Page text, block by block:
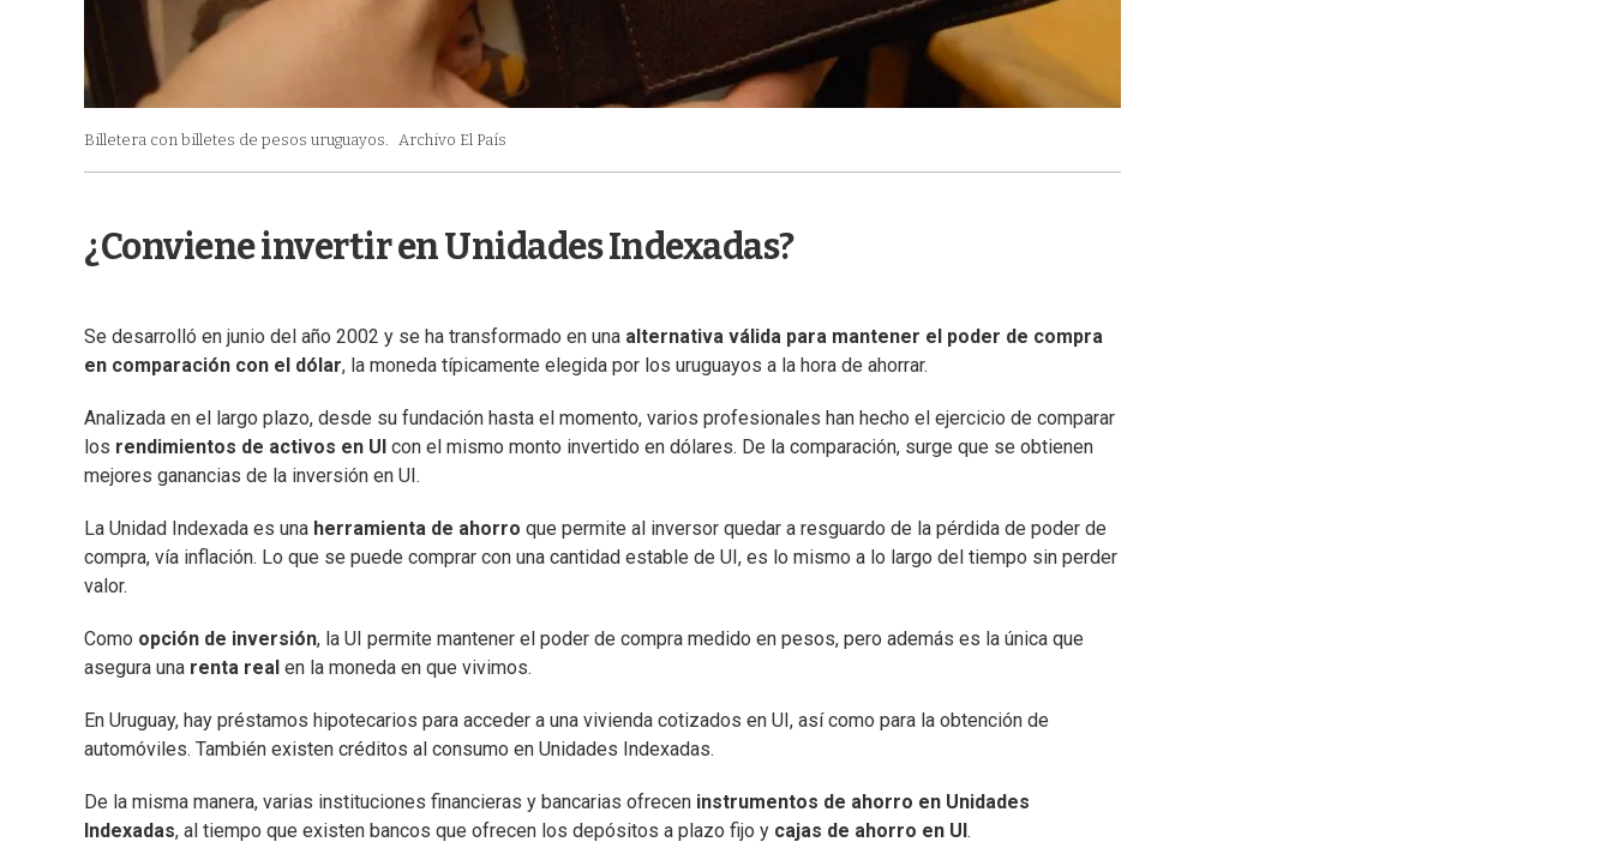
Billetera con billetes de pesos uruguayos. Archivo El País
¿Conviene invertir en Unidades Indexadas?
Se desarrolló en junio del año 2002 y se ha transformado en una alternativa válida para mantener el poder de compra
en comparación con el dólar, la moneda típicamente elegida por los uruguayos a la hora de ahorrar.
Analizada en el largo plazo, desde su fundación hasta el momento, varios profesionales han hecho el ejercicio de comparar
los rendimientos de activos en UI con el mismo monto invertido en dólares. De la comparación, surge que se obtienen
mejores ganancias de la inversión en UI.
La Unidad Indexada es una herramienta de ahorro que permite al inversor quedar a resguardo de la pérdida de poder de
compra, vía inflación. Lo que se puede comprar con una cantidad estable de UI, es lo mismo a lo largo del tiempo sin perder
valor.
Como opción de inversión, la UI permite mantener el poder de compra medido en pesos, pero además es la única que
asegura una renta real en la moneda en que vivimos.
En Uruguay, hay préstamos hipotecarios para acceder a una vivienda cotizados en UI, así como para la obtención de
automóviles. También existen créditos al consumo en Unidades Indexadas.
De la misma manera, varias instituciones financieras y bancarias ofrecen instrumentos de ahorro en Unidades
Indexadas, al tiempo que existen bancos que ofrecen los depósitos a plazo fijo y cajas de ahorro en UI.